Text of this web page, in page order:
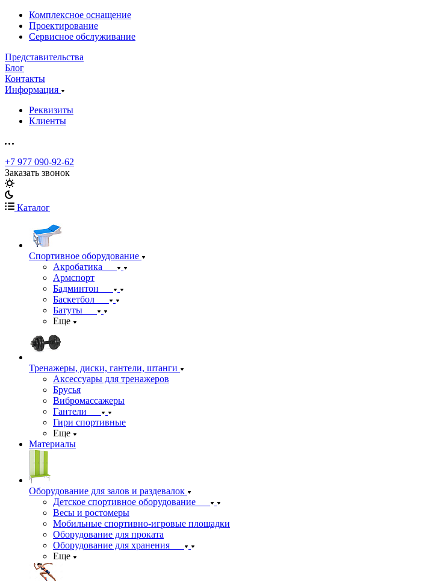
Комплексное оснащение
Проектирование
Сервисное обслуживание
Представительства
Блог
Контакты
Информация
Реквизиты
Клиенты
+7 977 090-92-62
Заказать звонок
Каталог
Спортивное оборудование
Акробатика
Армспорт
Бадминтон
Баскетбол
Батуты
Еще
Тренажеры, диски, гантели, штанги
Аксессуары для тренажеров
Брусья
Вибромассажеры
Гантели
Гири спортивные
Еще
Материалы
Оборудование для залов и раздевалок
Детское спортивное оборудование
Весы и ростомеры
Мобильные спортивно-игровые площадки
Оборудование для проката
Оборудование для хранения
Еще